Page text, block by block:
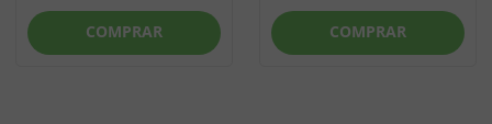
COMPRAR COMPRAR